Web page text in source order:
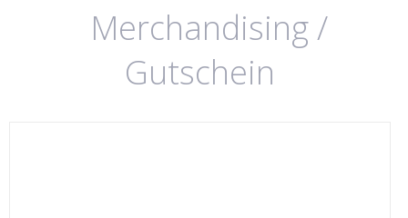
Merchandising /
Gutschein